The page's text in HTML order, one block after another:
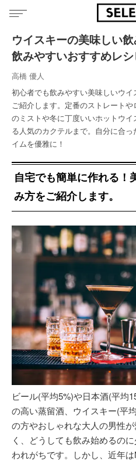
ウイスキーの美味しい
飲みやすいおすすめレ
高橋 優人
初心者でも飲みやすい美味しいウ
ご紹介します。定番のストレート
のミストや冬に丁度いいホットウ
る人気のカクテルまで。自分に合
イムを優雅に！
自宅でも簡単に作れる！
み方をご紹介します。
ビール(平均5%)や日本酒(平均
の高い蒸留酒、ウイスキー(平
の方やおしゃれな大人の男性
く、どうしても飲み始めるの
われがちです。しかし、近年